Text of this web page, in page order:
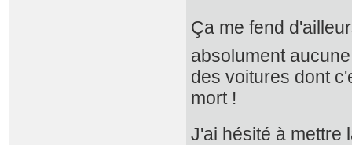
Ça me fend
absolument
des voitures dont
mort !
J'ai hésité à mettre